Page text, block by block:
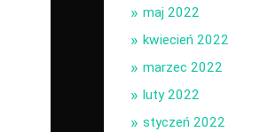
maj 2022
kwiecień 2022
marzec 2022
luty 2022
styczeń 2022